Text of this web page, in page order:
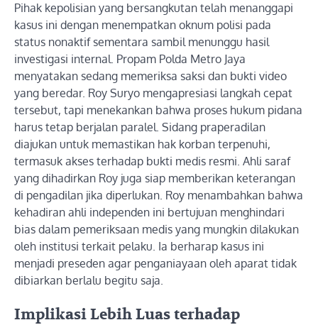
Pihak kepolisian yang bersangkutan telah menanggapi
kasus ini dengan menempatkan oknum polisi pada
status nonaktif sementara sambil menunggu hasil
investigasi internal. Propam Polda Metro Jaya
menyatakan sedang memeriksa saksi dan bukti video
yang beredar. Roy Suryo mengapresiasi langkah cepat
tersebut, tapi menekankan bahwa proses hukum pidana
harus tetap berjalan paralel. Sidang praperadilan
diajukan untuk memastikan hak korban terpenuhi,
termasuk akses terhadap bukti medis resmi. Ahli saraf
yang dihadirkan Roy juga siap memberikan keterangan
di pengadilan jika diperlukan. Roy menambahkan bahwa
kehadiran ahli independen ini bertujuan menghindari
bias dalam pemeriksaan medis yang mungkin dilakukan
oleh institusi terkait pelaku. Ia berharap kasus ini
menjadi preseden agar penganiayaan oleh aparat tidak
dibiarkan berlalu begitu saja.
Implikasi Lebih Luas terhadap